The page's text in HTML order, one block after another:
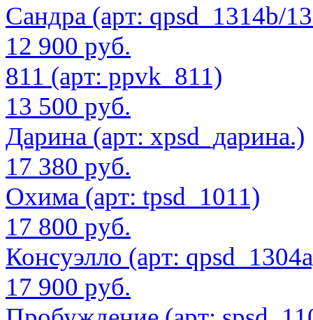
Сандра (арт: qpsd_1314b/
12 900 руб.
811 (арт: ppvk_811)
13 500 руб.
Дарина (арт: xpsd_дарина.)
17 380 руб.
Охима (арт: tpsd_1011)
17 800 руб.
Консуэлло (арт:
17 900 руб.